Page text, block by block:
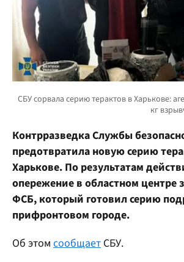
Контрразведка Службы
предотвратила новую серию
Харькове. По результатам
опережение в областном центре
ФСБ, который готовил серию
прифронтовом городе.
Об этом сообщает СБУ.